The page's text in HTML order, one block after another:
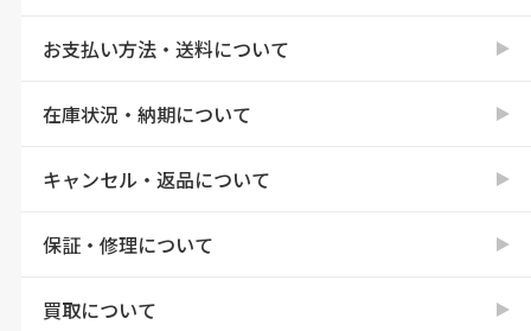
お支払い方法・送料について
在庫状況・納期について
キャンセル・返品について
保証・修理について
買取について